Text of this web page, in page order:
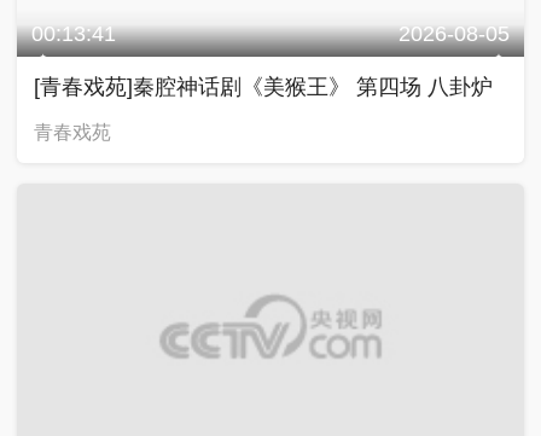
00:13:41 2026-08-05
[青春戏苑]秦腔神话剧《美猴王》 第四场 八卦炉
青春戏苑